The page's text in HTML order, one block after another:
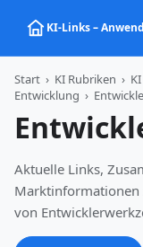
Start › KI Rubriken ›
Entwicklung ›
Aktuelle Links,
von